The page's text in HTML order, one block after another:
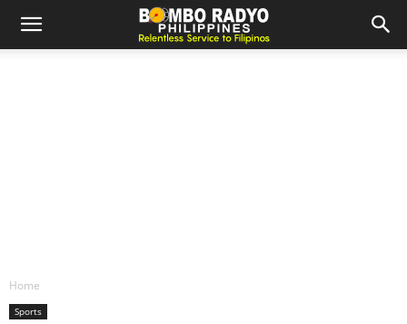
Home
Sports